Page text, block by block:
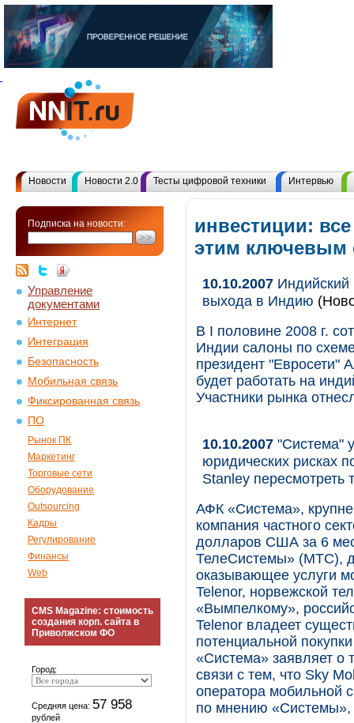
Новости Новости 2.0 Тесты цифровой техники Интервью
Подписка на новости:
Управление
документами
Интернет
Интеграция
Безопасность
Мобильная связь
Фиксированная связь
ПО
Рынок ПК
Маркетинг
Торговые сети
Оборудование
Outsourcing
Кадры
Регулирование
Финансы
Web
CMS Magazine: стоимость
создания корп. сайта в
Приволжском ФО
Город:
Средняя цена: 57 958
рублей
инвестиции:
этим ключевым
10.10.2007 Индийский
выхода в Индию
В I половине 2008 г.
Индии салоны по
президент "Евросети"
будет работать на
Участники рынка
10.10.2007 "Система"
юридических рисках
Stanley пересмотреть
АФК «Система»,
компания частного
долларов США за 6
ТелеСистемы» (МТС),
оказывающее услуги
Telenor, норвежской
«Вымпелкому»,
Telenor владеет
потенциальной
«Система» заявляет
связи с тем, что Sky
оператора мобильной
по мнению